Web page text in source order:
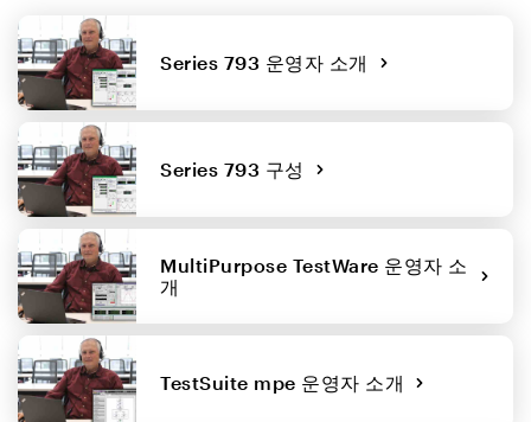
Series 793 운영자 소개
Series 793 구성
MultiPurpose TestWare 운영자 소
개
TestSuite mpe 운영자 소개